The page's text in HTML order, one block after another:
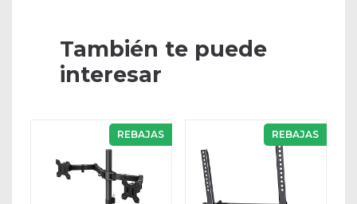
También te puede
interesar
REBAJAS REBAJAS